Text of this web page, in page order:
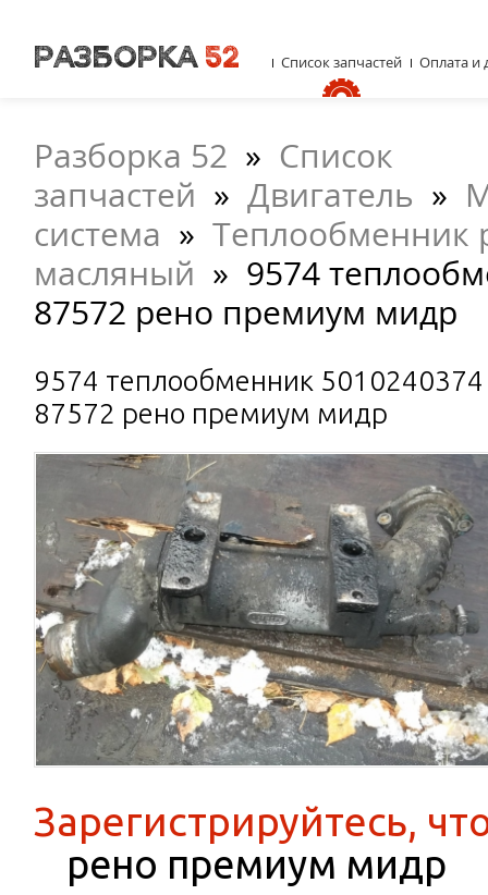
Разборка 52 » Список
запчастей » Двигатель »
система » Теплообменник
масляный » 9574
87572 рено премиум мидр
9574 теплообменник 5010240374
87572 рено премиум мидр
Зарегистрируйтесь,
рено премиум мидр
Список запчастей Оплата и